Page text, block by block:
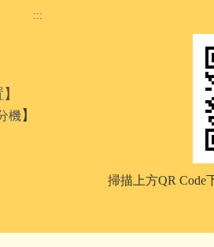
:::
】
機】
掃描上方QR Code